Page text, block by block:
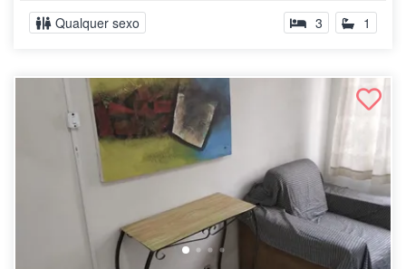
Qualquer sexo 3 1